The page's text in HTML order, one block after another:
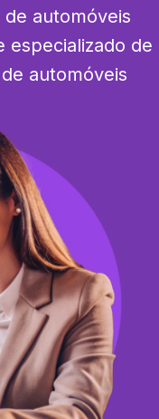
automóveis
especializado de
automóveis